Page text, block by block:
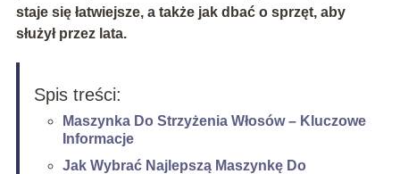
staje się łatwiejsze, a także jak dbać o sprzęt, aby
służył przez lata.
Spis treści:
Maszynka Do Strzyżenia Włosów – Kluczowe
Informacje
Jak Wybrać Najlepszą Maszynkę Do